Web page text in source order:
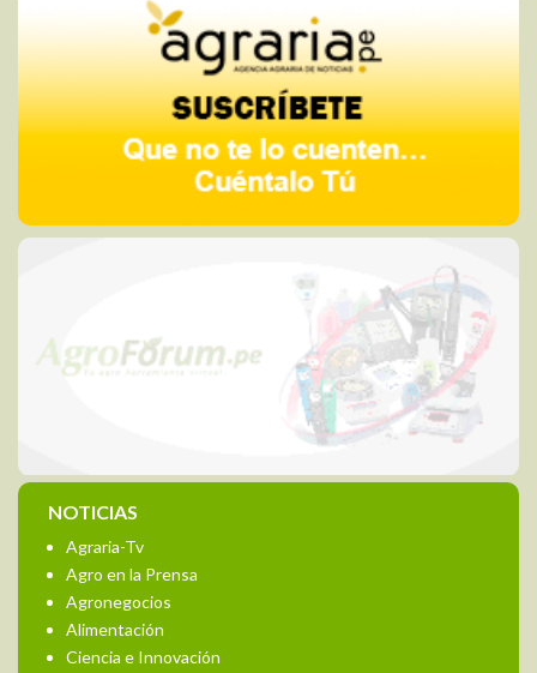
NOTICIAS
Agraria-Tv
Agro en la Prensa
Agronegocios
Alimentación
Ciencia e Innovación